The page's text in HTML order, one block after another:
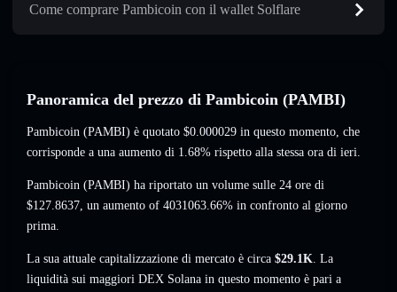
Come comprare Pambicoin con il wallet Solflare
Panoramica del prezzo di Pambicoin (PAMBI)
Pambicoin (PAMBI) è quotato $0.000029 in questo momento, che
corrisponde a una aumento di 1.68% rispetto alla stessa ora di ieri.
Pambicoin (PAMBI) ha riportato un volume sulle 24 ore di
$127.8637, un aumento of 4031063.66% in confronto al giorno
prima.
La sua attuale capitalizzazione di mercato è circa $29.1K. La
liquidità sui maggiori DEX Solana in questo momento è pari a